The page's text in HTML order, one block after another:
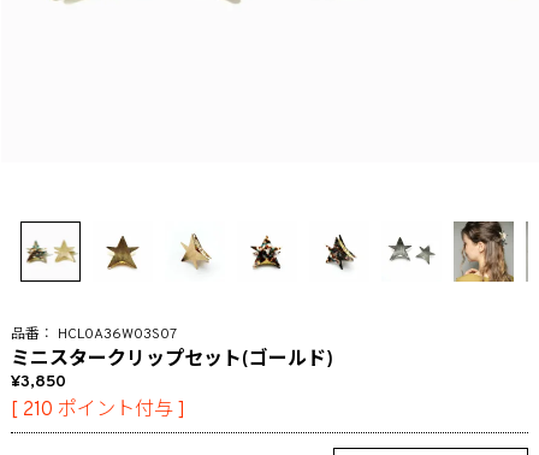
HCL0A36W03S07
ミニスタークリップセット(ゴールド)
3,850
[ 210 ポイント付与 ]